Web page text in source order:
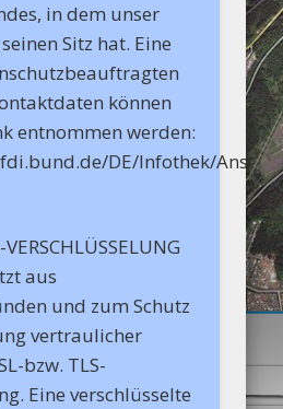
in dem unser
Sitz hat. Eine
können
entnommen werden:
DE/Infothek/
aus
und zum Schutz
vertraulicher
bzw. TLS-
Eine verschlüsselte